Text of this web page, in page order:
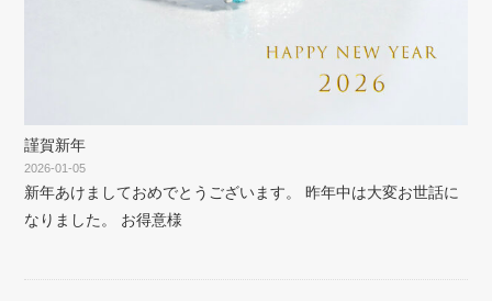
謹賀新年
2026-01-05
新年あけましておめでとうございます。 昨年中は大変お世話に
なりました。 お得意様